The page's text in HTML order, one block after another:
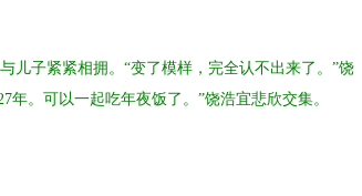
儿子紧紧相拥。“变了模样，完全认不出来了。”饶
。可以一起吃年夜饭了。”饶浩宜悲欣交集。